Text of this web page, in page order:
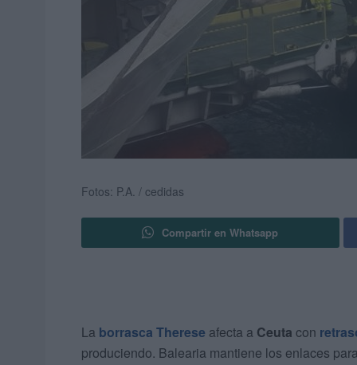
Fotos: P.A. / cedidas
Compartir en Whatsapp
La borrasca Therese afecta a Ceuta con
produciendo. Balearia mantiene los enlaces